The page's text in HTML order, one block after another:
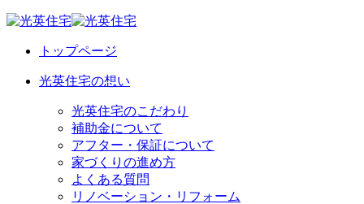
トップページ
光英住宅の想い
光英住宅のこだわり
補助金について
アフター・保証について
家づくりの進め方
よくある質問
リノベーション・リフォーム